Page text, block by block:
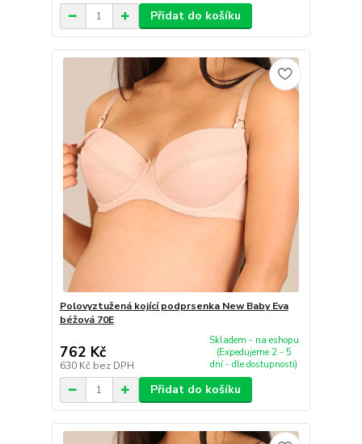
Přidat do košíku
Polovyztužená kojící podprsenka New Baby Eva
béžová 70E
762 Kč
630 Kč bez DPH
Skladem - na eshopu
(Expedujeme 2 - 5
dní - dle dostupnosti)
Přidat do košíku